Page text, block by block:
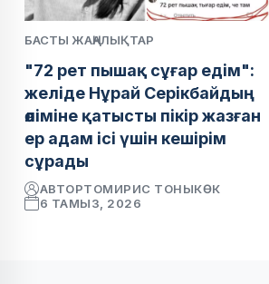
БАСТЫ ЖАҢАЛЫҚТАР
"72 рет пышақ сұғар едім":
желіде Нұрай Серікбайдың
өліміне қатысты пікір жазған
ер адам ісі үшін кешірім
сұрады
АВТОРТОМИРИС ТОНЫКӨК
6 ТАМЫЗ, 2026